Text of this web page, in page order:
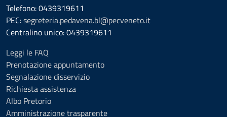
Telefono: 0439319611
PEC:segreteria.pedavena.bl@pecveneto.it
Centralino unico: 0439319611
Leggi le FAQ
Prenotazione appuntamento
Segnalazione disservizio
Richiesta assistenza
Albo Pretorio
Amministrazione trasparente